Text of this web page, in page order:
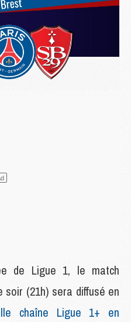
de Ligue 1, le match
soir (21h) sera diffusé en
chaîne Ligue 1+ en